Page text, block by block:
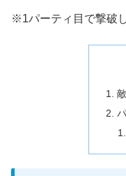
※1パーティ目で撃破